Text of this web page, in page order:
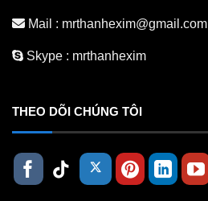
Mail : mrthanhexim@gmail.com
Skype : mrthanhexim
THEO DÕI CHÚNG TÔI